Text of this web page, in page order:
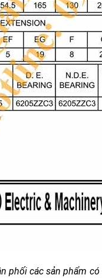
phối các sản phẩm có